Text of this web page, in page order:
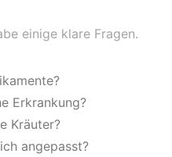
einige klare Fragen.
Erkrankung?
Kräuter?
angepasst?